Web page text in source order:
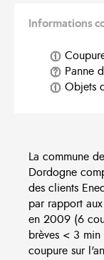
Informations
Panne
Objets
La commune
Dordogne
des clients
par rapport
en 2009 (6
brèves < 3
coupure sur